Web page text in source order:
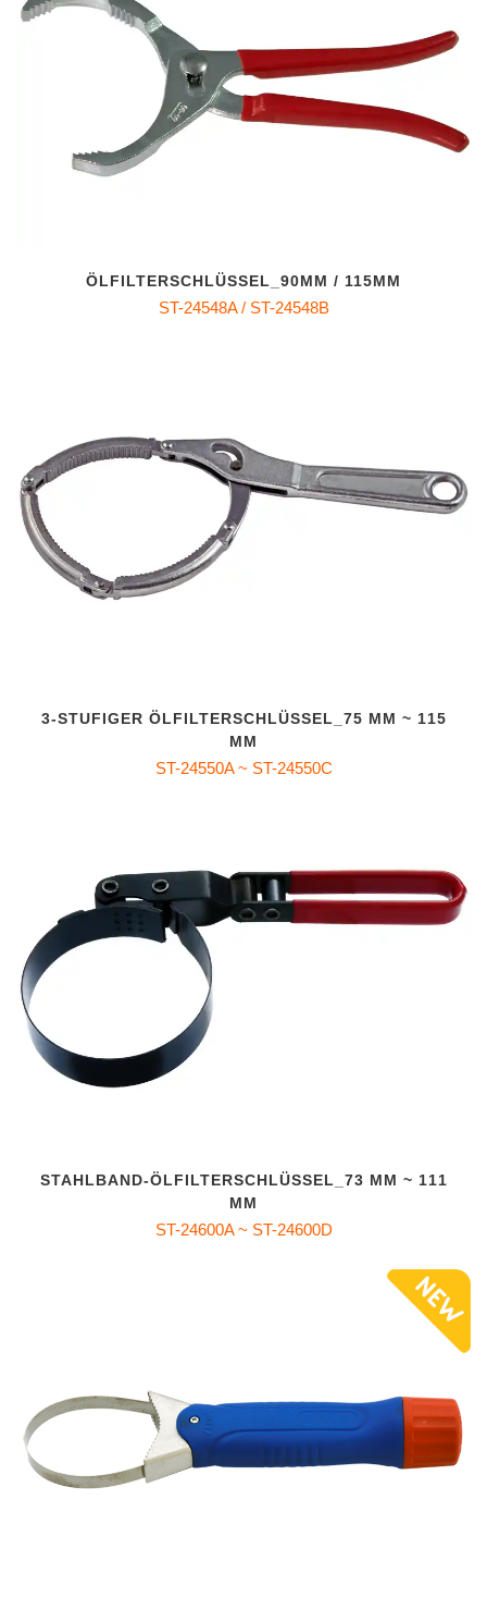
ÖLFILTERSCHLÜSSEL_90MM / 115MM
ST-24548A / ST-24548B
3-STUFIGER ÖLFILTERSCHLÜSSEL_75 MM ~ 115
MM
ST-24550A ~ ST-24550C
STAHLBAND-ÖLFILTERSCHLÜSSEL_73 MM ~ 111
MM
ST-24600A ~ ST-24600D